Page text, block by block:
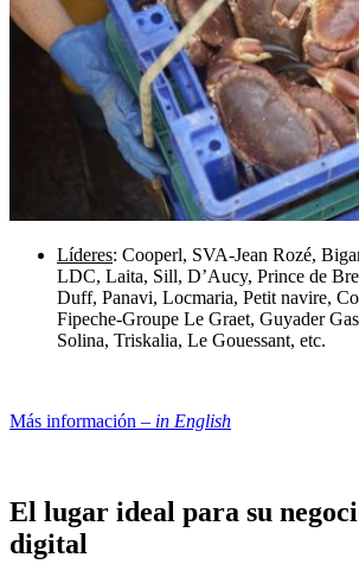
Líderes: Cooperl, SVA-Jean Rozé,
LDC, Laita, Sill, D’Aucy, Prince de
Duff, Panavi, Locmaria, Petit navire,
Fipeche-Groupe Le Graet, Guyader
Solina, Triskalia, Le Gouessant, etc.
Más información – in English
El lugar ideal para su
digital